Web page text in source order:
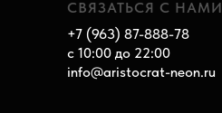
СВЯЗАТЬСЯ С НАМИ
+7 (963) 87-888-78
с 10:00 до 22:00
info@aristocrat-neon.ru